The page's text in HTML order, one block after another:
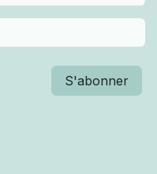
S'abonner